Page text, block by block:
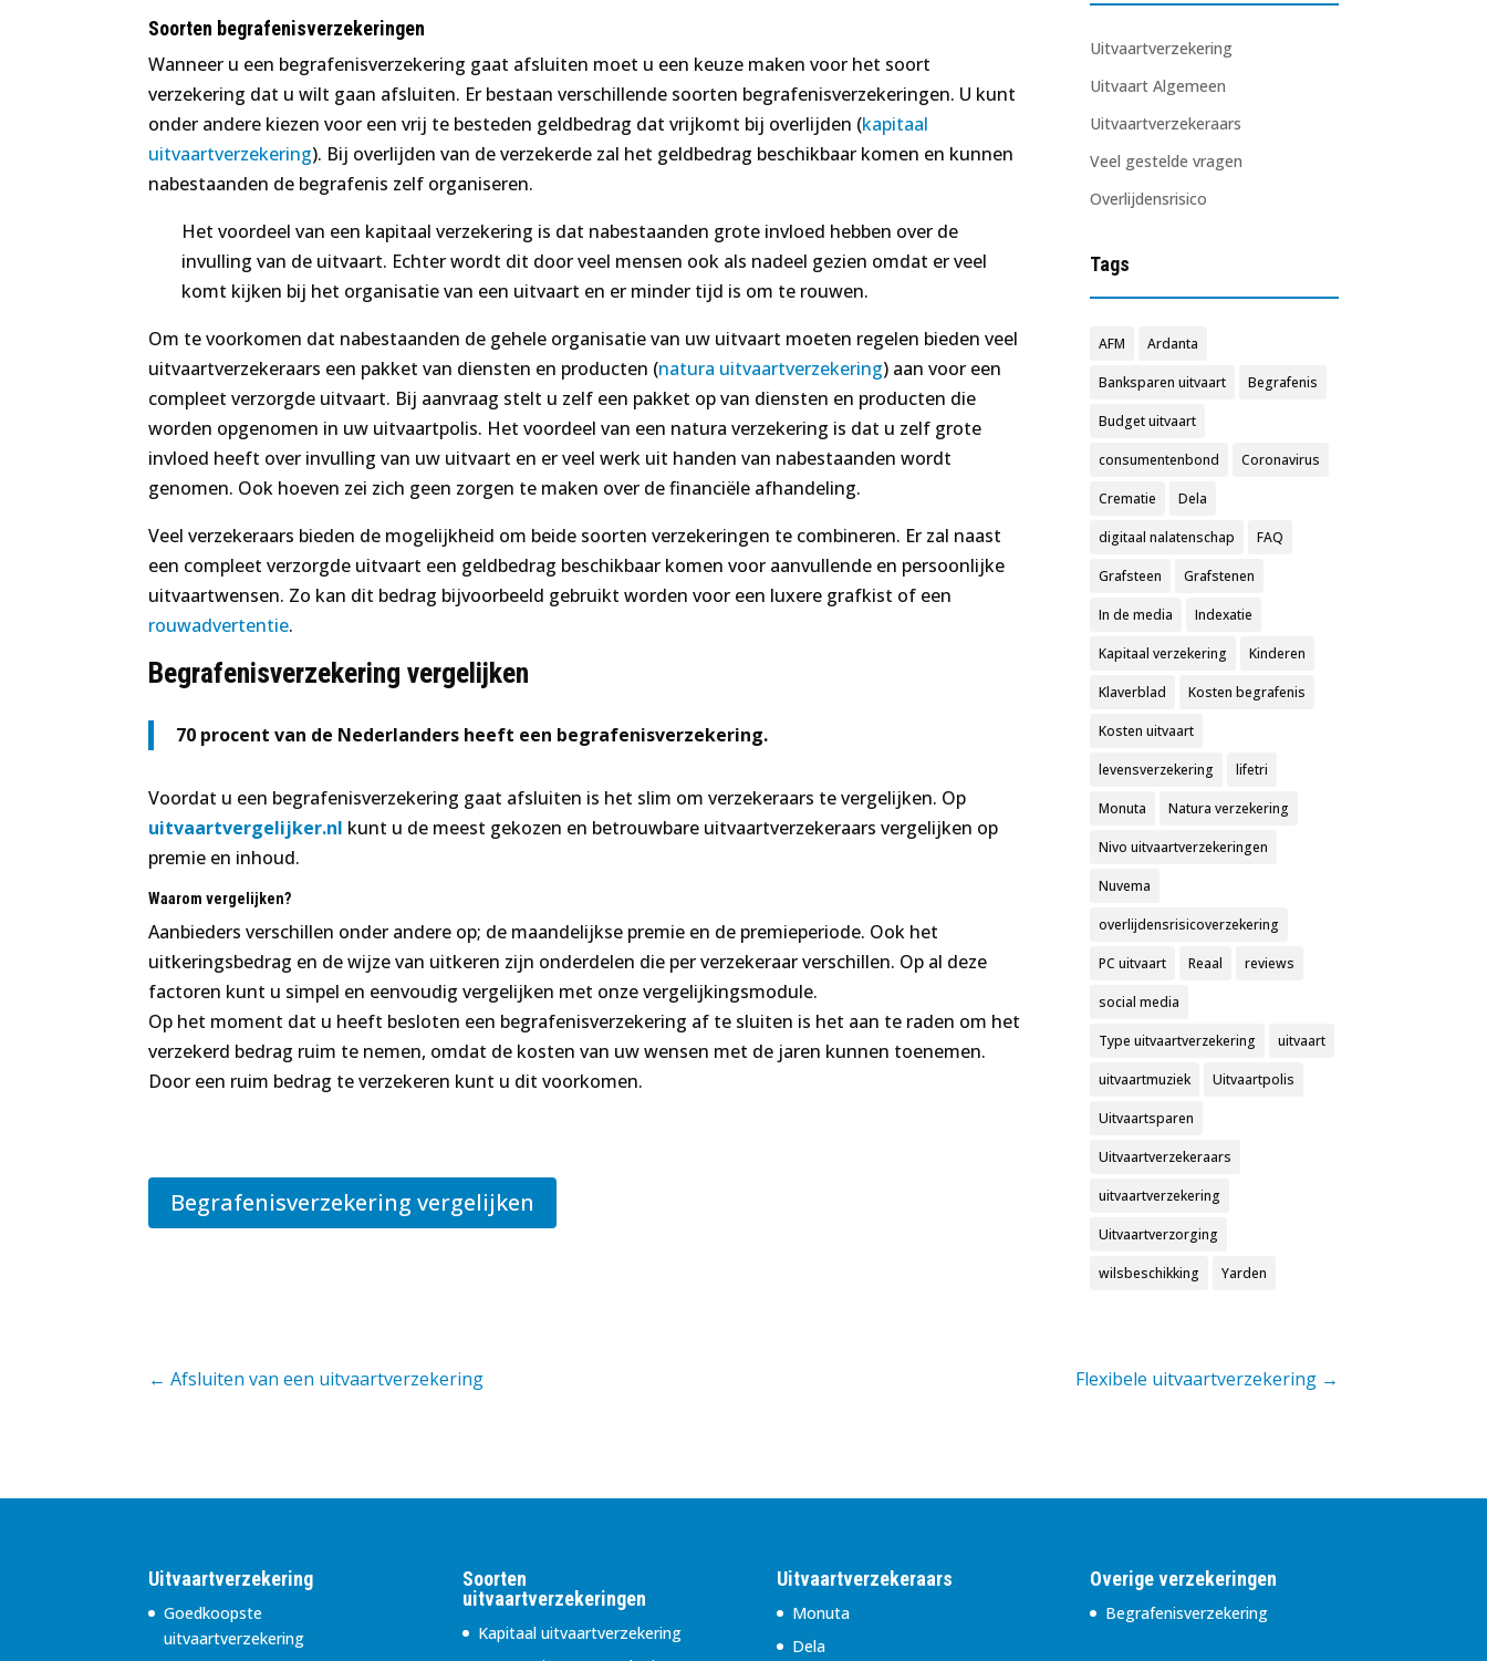
Soorten begrafenisverzekeringen
Wanneer u een begrafenisverzekering gaat afsluiten moet u een keuze maken voor het soort
verzekering dat u wilt gaan afsluiten. Er bestaan verschillende soorten begrafenisverzekeringen. U kunt
onder andere kiezen voor een vrij te besteden geldbedrag dat vrijkomt bij overlijden (kapitaal
uitvaartverzekering). Bij overlijden van de verzekerde zal het geldbedrag beschikbaar komen en kunnen
nabestaanden de begrafenis zelf organiseren.
Het voordeel van een kapitaal verzekering is dat nabestaanden grote invloed hebben over de
invulling van de uitvaart. Echter wordt dit door veel mensen ook als nadeel gezien omdat er veel
komt kijken bij het organisatie van een uitvaart en er minder tijd is om te rouwen.
Om te voorkomen dat nabestaanden de gehele organisatie van uw uitvaart moeten regelen bieden veel
uitvaartverzekeraars een pakket van diensten en producten (natura uitvaartverzekering) aan voor een
compleet verzorgde uitvaart. Bij aanvraag stelt u zelf een pakket op van diensten en producten die
worden opgenomen in uw uitvaartpolis. Het voordeel van een natura verzekering is dat u zelf grote
invloed heeft over invulling van uw uitvaart en er veel werk uit handen van nabestaanden wordt
genomen. Ook hoeven zei zich geen zorgen te maken over de financiële afhandeling.
Veel verzekeraars bieden de mogelijkheid om beide soorten verzekeringen te combineren. Er zal naast
een compleet verzorgde uitvaart een geldbedrag beschikbaar komen voor aanvullende en persoonlijke
uitvaartwensen. Zo kan dit bedrag bijvoorbeeld gebruikt worden voor een luxere grafkist of een
rouwadvertentie.
Begrafenisverzekering vergelijken
70 procent van de Nederlanders heeft een begrafenisverzekering.
Voordat u een begrafenisverzekering gaat afsluiten is het slim om verzekeraars te vergelijken. Op
uitvaartvergelijker.nl kunt u de meest gekozen en betrouwbare uitvaartverzekeraars vergelijken op
premie en inhoud.
Waarom vergelijken?
Aanbieders verschillen onder andere op; de maandelijkse premie en de premieperiode. Ook het
uitkeringsbedrag en de wijze van uitkeren zijn onderdelen die per verzekeraar verschillen. Op al deze
factoren kunt u simpel en eenvoudig vergelijken met onze vergelijkingsmodule.
Op het moment dat u heeft besloten een begrafenisverzekering af te sluiten is het aan te raden om het
verzekerd bedrag ruim te nemen, omdat de kosten van uw wensen met de jaren kunnen toenemen.
Door een ruim bedrag te verzekeren kunt u dit voorkomen.
Begrafenisverzekering vergelijken
Uitvaartverzekering
Uitvaart Algemeen
Uitvaartverzekeraars
Veel gestelde vragen
Overlijdensrisico
Tags
AFM Ardanta
Banksparen uitvaart Begrafenis
Budget uitvaart
consumentenbond Coronavirus
Crematie Dela
digitaal nalatenschap FAQ
Grafsteen Grafstenen
In de media Indexatie
Kapitaal verzekering Kinderen
Klaverblad Kosten begrafenis
Kosten uitvaart
levensverzekering lifetri
Monuta Natura verzekering
Nivo uitvaartverzekeringen
Nuvema
overlijdensrisicoverzekering
PC uitvaart Reaal reviews
social media
Type uitvaartverzekering uitvaart
uitvaartmuziek Uitvaartpolis
Uitvaartsparen
Uitvaartverzekeraars
uitvaartverzekering
Uitvaartverzorging
wilsbeschikking Yarden
←Afsluiten van een uitvaartverzekering Flexibele uitvaartverzekering→
Uitvaartverzekering
Goedkoopste
uitvaartverzekering
Soorten
uitvaartverzekeringen
Kapitaal uitvaartverzekering
Uitvaartverzekeraars
Monuta
Dela
Overige verzekeringen
Begrafenisverzekering